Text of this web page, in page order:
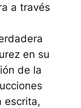
a través
en su
de la
escrita,